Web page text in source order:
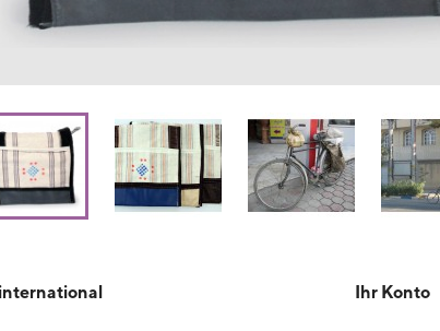
Ihr Konto